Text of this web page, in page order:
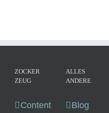
ZOCKER
ZEUG
Content
ALLES
ANDERE
Blog